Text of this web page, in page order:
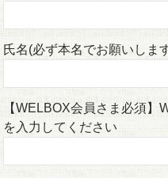
氏名(必ず本名でお願いしま
【WELBOX会員さま必須】
を入力してください